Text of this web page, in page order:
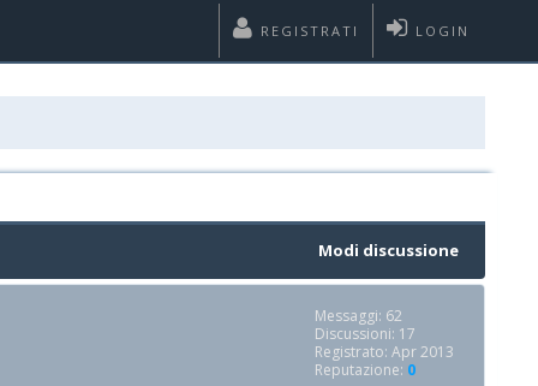
LOGIN
REGISTRATI
Modi discussione
Messaggi: 62
Discussioni: 17
Registrato: Apr 2013
Reputazione: 0